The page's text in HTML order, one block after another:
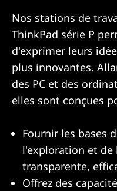
Nos stations de
ThinkPad série P
d'exprimer leurs
plus innovantes.
des PC et des
elles sont conçues
Fournir les bases
l'exploration et de
transparente,
Offrez des